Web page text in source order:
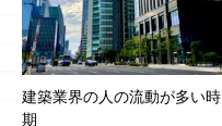
建築業界の人の流動が多い時
期